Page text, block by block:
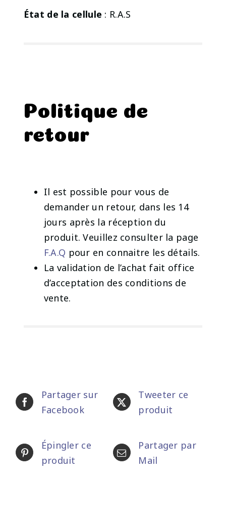
État de la cellule : R.A.S
Politique de
retour
Il est possible pour vous de
demander un retour, dans les 14
jours après la réception du
produit. Veuillez consulter la page
F.A.Q pour en connaitre les détails.
La validation de l’achat fait office
d’acceptation des conditions de
vente.
Partager sur
Facebook
Tweeter ce
produit
Épingler ce
produit
Partager par
Mail